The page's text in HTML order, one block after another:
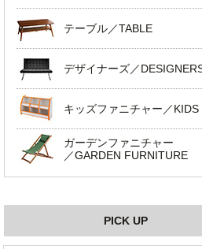
テーブル／TABLE
デザイナーズ／
キッズファニチャー／KIDS
ガーデンファニチャー
／GARDEN FURNITURE
PICK UP